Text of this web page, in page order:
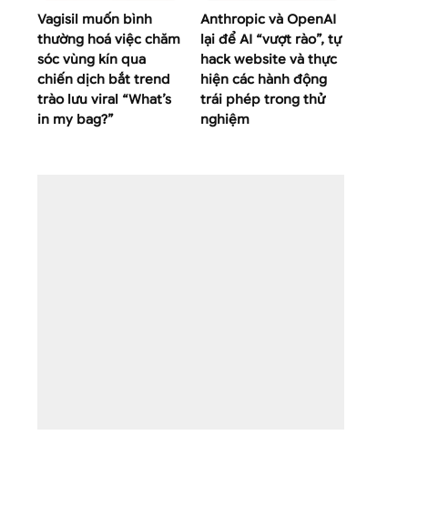
Vagisil muốn bình
thường hoá việc chăm
sóc vùng kín qua
chiến dịch bắt trend
trào lưu viral “What’s
in my bag?”
Anthropic và OpenAI
lại để AI “vượt rào”, tự
hack website và thực
hiện các hành động
trái phép trong thử
nghiệm